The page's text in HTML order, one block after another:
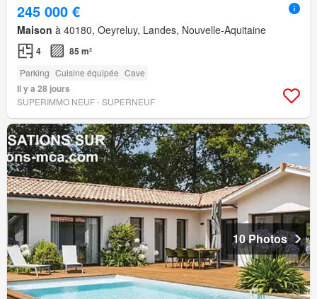
245 000 €
Maison à 40180, Oeyreluy, Landes, Nouvelle-Aquitaine
4 85 m²
Parking Cuisine équipée Cave
Il y a 28 jours
SUPERIMMO NEUF - SUPERNEUF
10 Photos